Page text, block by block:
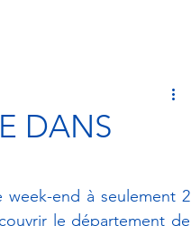
DANS
end à seulement 2
le département de